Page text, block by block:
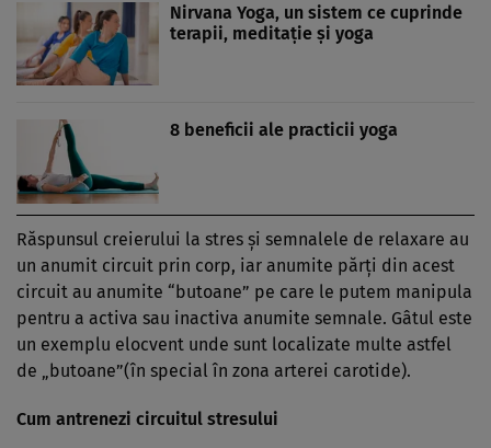
Nirvana Yoga, un sistem ce cuprinde
terapii, meditaţie şi yoga
8 beneficii ale practicii yoga
Răspunsul creierului la stres şi semnalele de relaxare au
un anumit circuit prin corp, iar anumite părţi din acest
circuit au anumite “butoane” pe care le putem manipula
pentru a activa sau inactiva anumite semnale. Gâtul este
un exemplu elocvent unde sunt localizate multe astfel
de „butoane”(în special în zona arterei carotide).
Cum antrenezi circuitul stresului